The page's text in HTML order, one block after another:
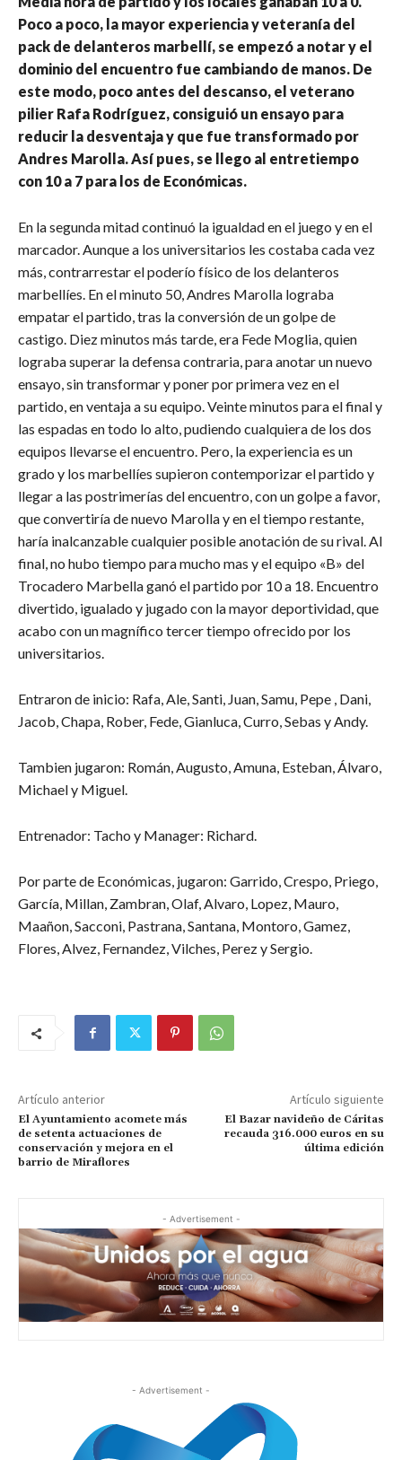
Poco a poco, la mayor experiencia y veteranía del
pack de delanteros marbellí, se empezó a notar y el
dominio del encuentro fue cambiando de manos. De
este modo, poco antes del descanso, el veterano
pilier Rafa Rodríguez, consiguió un ensayo para
reducir la desventaja y que fue transformado por
Andres Marolla. Así pues, se llego al entretiempo
con 10 a 7 para los de Económicas.
En la segunda mitad continuó la igualdad en el juego y en el
marcador. Aunque a los universitarios les costaba cada vez
más, contrarrestar el poderío físico de los delanteros
marbellíes. En el minuto 50, Andres Marolla lograba
empatar el partido, tras la conversión de un golpe de
castigo. Diez minutos más tarde, era Fede Moglia, quien
lograba superar la defensa contraria, para anotar un nuevo
ensayo, sin transformar y poner por primera vez en el
partido, en ventaja a su equipo. Veinte minutos para el final y
las espadas en todo lo alto, pudiendo cualquiera de los dos
equipos llevarse el encuentro. Pero, la experiencia es un
grado y los marbellíes supieron contemporizar el partido y
llegar a las postrimerías del encuentro, con un golpe a favor,
que convertiría de nuevo Marolla y en el tiempo restante,
haría inalcanzable cualquier posible anotación de su rival. Al
final, no hubo tiempo para mucho mas y el equipo «B» del
Trocadero Marbella ganó el partido por 10 a 18. Encuentro
divertido, igualado y jugado con la mayor deportividad, que
acabo con un magnífico tercer tiempo ofrecido por los
universitarios.
Entraron de inicio: Rafa, Ale, Santi, Juan, Samu, Pepe , Dani,
Jacob, Chapa, Rober, Fede, Gianluca, Curro, Sebas y Andy.
Tambien jugaron: Román, Augusto, Amuna, Esteban, Álvaro,
Michael y Miguel.
Entrenador: Tacho y Manager: Richard.
Por parte de Económicas, jugaron: Garrido, Crespo, Priego,
García, Millan, Zambran, Olaf, Alvaro, Lopez, Mauro,
Maañon, Sacconi, Pastrana, Santana, Montoro, Gamez,
Flores, Alvez, Fernandez, Vilches, Perez y Sergio.
Artículo anterior
El Ayuntamiento acomete más
de setenta actuaciones de
conservación y mejora en el
barrio de Miraflores
Artículo siguiente
El Bazar navideño de Cáritas
recauda 316.000 euros en su
última edición
- Advertisement -
- Advertisement -